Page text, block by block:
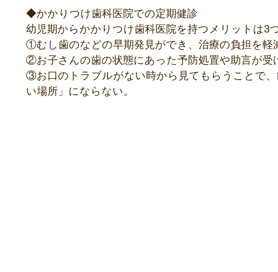
◆かかりつけ歯科医院での定期健診
幼児期からかかりつけ歯科医院を持つメリットは3
①むし歯のなどの早期発見ができ、治療の負担を軽
②お子さんの歯の状態にあった予防処置や助言が受
③お口のトラブルがない時から見てもらうことで
い場所」にならない。